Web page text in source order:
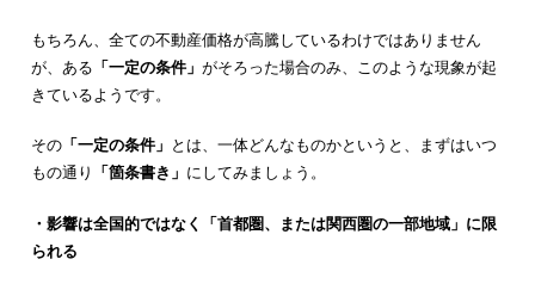
もちろん、全ての不動産価格が高騰しているわけではありません
が、ある 「一定の条件」 がそろった場合のみ、このような現象が起
きているようです。
その「一定の条件」 とは、一体どんなものかというと、まずはいつ
もの通り
「箇条書き」 にしてみましょう。
・影響は全国的ではなく「首都圏、または関西圏の一部地域」に限
られる